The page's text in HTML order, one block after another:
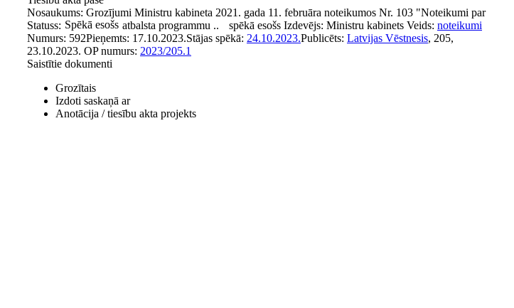
Nosaukums: Grozījumi Ministru kabineta 2021. gada 11. februāra noteikumos Nr. 103 "Noteikumi par
atbalsta programmu ..
Statuss: Spēkā esošs spēkā esošs Izdevējs: Ministru kabinets Veids: noteikumi
Numurs: 592Pieņemts: 17.10.2023.Stājas spēkā: 24.10.2023.Publicēts: Latvijas Vēstnesis, 205,
23.10.2023. OP numurs: 2023/205.1
Saistītie dokumenti
Grozītais
Izdoti saskaņā ar
Anotācija / tiesību akta projekts